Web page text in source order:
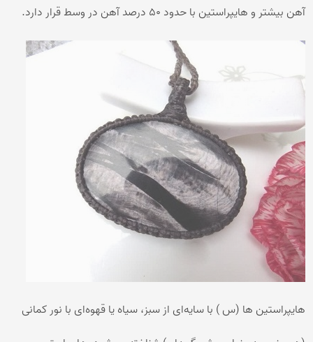
آهن بیشتر و هایپراستین با حدود 50 درصد آهن در وسط قرار دارد.
هایپراستین ها (س ) با سایه‌ای از سبز، سیاه یا قهوه‌ای با نور کمانی